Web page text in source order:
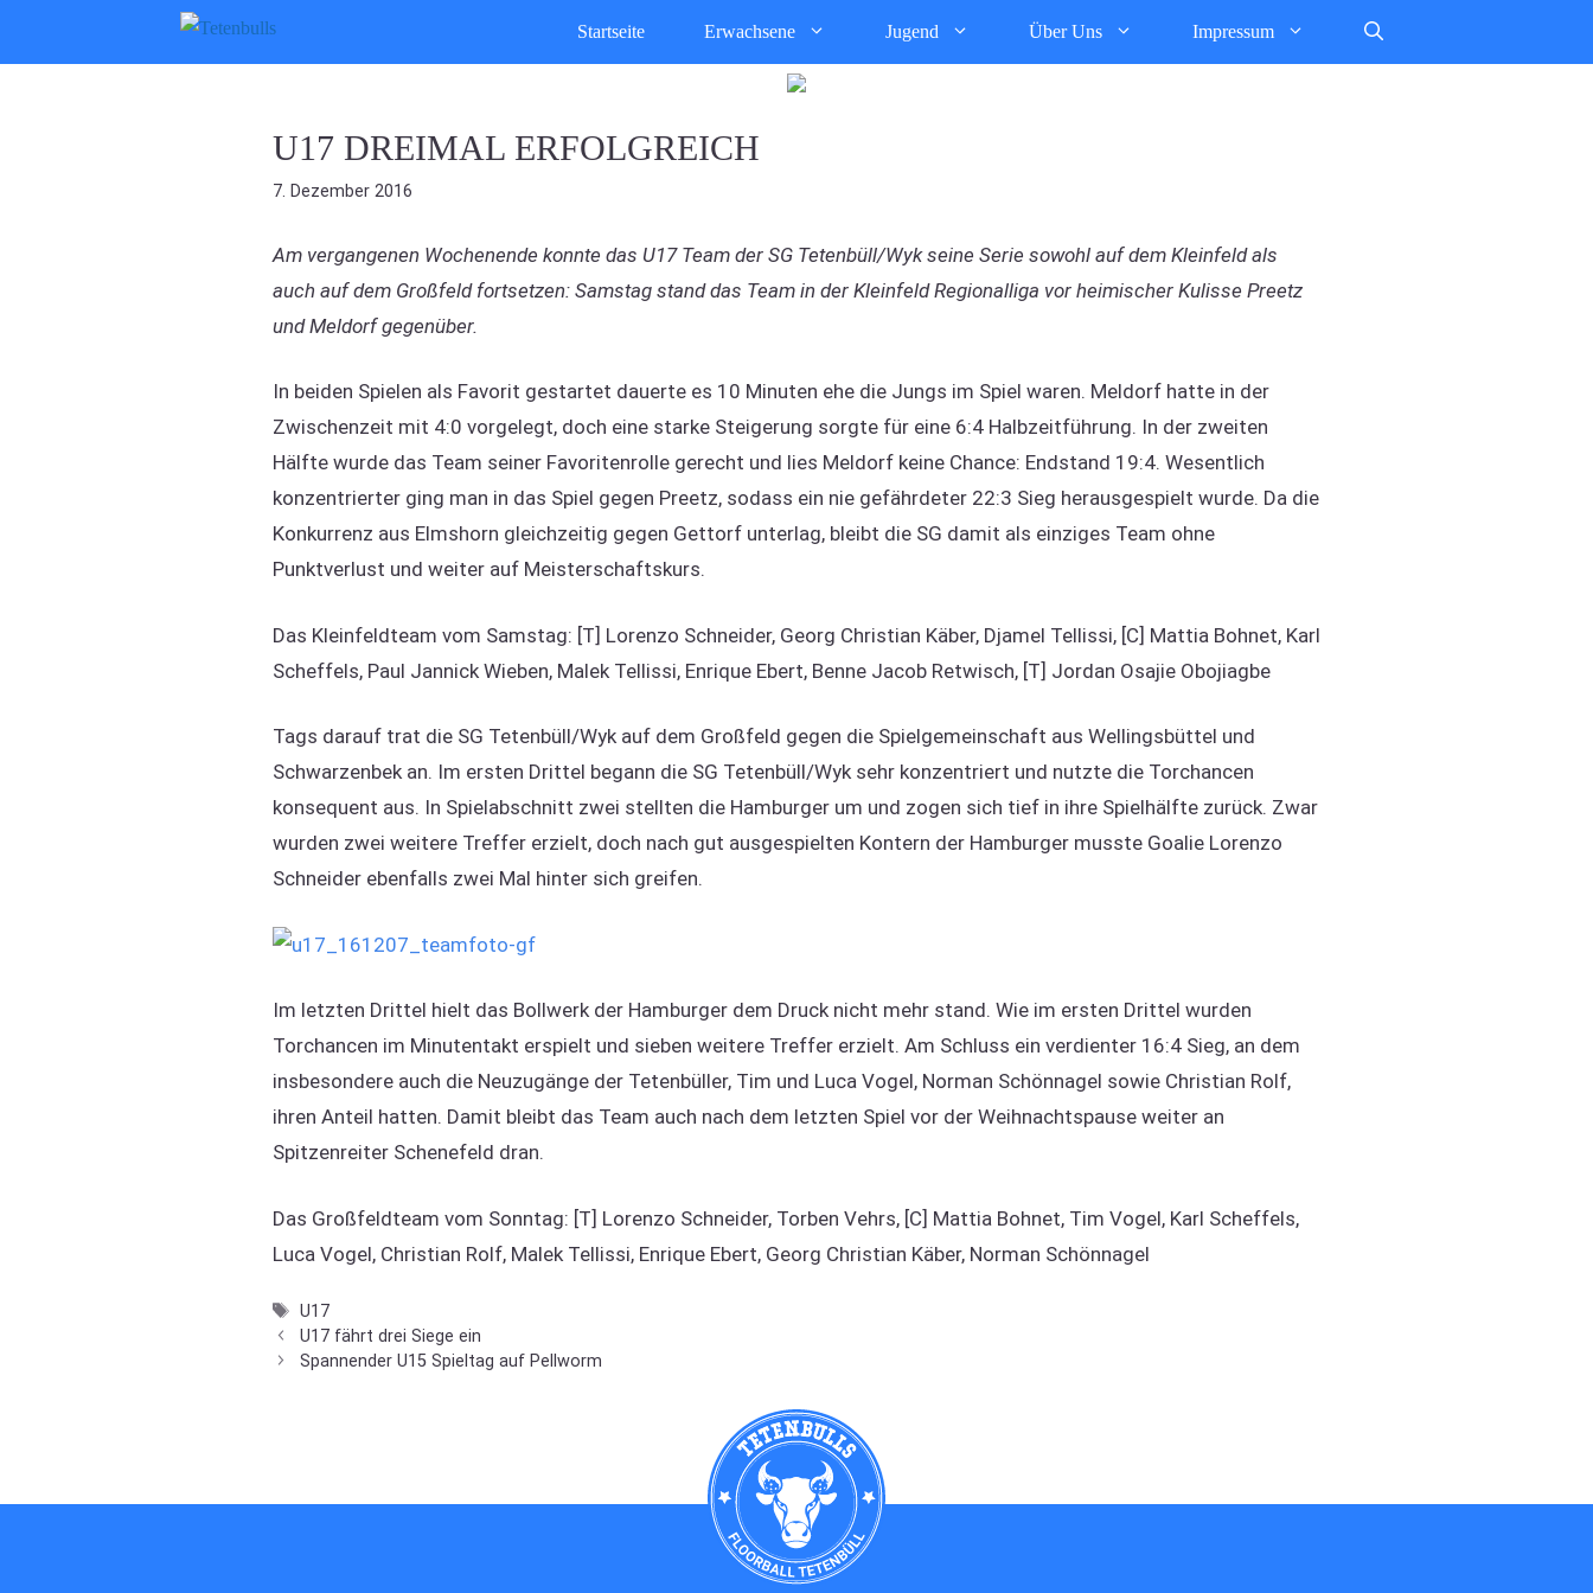
Startseite Erwachsene Jugend Über Uns Impressum
U17 DREIMAL ERFOLGREICH
7. Dezember 2016
Am vergangenen Wochenende konnte das U17 Team der SG Tetenbüll/Wyk seine Serie sowohl auf dem Kleinfeld als
auch auf dem Großfeld fortsetzen: Samstag stand das Team in der Kleinfeld Regionalliga vor heimischer Kulisse Preetz
und Meldorf gegenüber.
In beiden Spielen als Favorit gestartet dauerte es 10 Minuten ehe die Jungs im Spiel waren. Meldorf hatte in der
Zwischenzeit mit 4:0 vorgelegt, doch eine starke Steigerung sorgte für eine 6:4 Halbzeitführung. In der zweiten
Hälfte wurde das Team seiner Favoritenrolle gerecht und lies Meldorf keine Chance: Endstand 19:4. Wesentlich
konzentrierter ging man in das Spiel gegen Preetz, sodass ein nie gefährdeter 22:3 Sieg herausgespielt wurde. Da die
Konkurrenz aus Elmshorn gleichzeitig gegen Gettorf unterlag, bleibt die SG damit als einziges Team ohne
Punktverlust und weiter auf Meisterschaftskurs.
Das Kleinfeldteam vom Samstag: [T] Lorenzo Schneider, Georg Christian Käber, Djamel Tellissi, [C] Mattia Bohnet, Karl
Scheffels, Paul Jannick Wieben, Malek Tellissi, Enrique Ebert, Benne Jacob Retwisch, [T] Jordan Osajie Obojiagbe
Tags darauf trat die SG Tetenbüll/Wyk auf dem Großfeld gegen die Spielgemeinschaft aus Wellingsbüttel und
Schwarzenbek an. Im ersten Drittel begann die SG Tetenbüll/Wyk sehr konzentriert und nutzte die Torchancen
konsequent aus. In Spielabschnitt zwei stellten die Hamburger um und zogen sich tief in ihre Spielhälfte zurück. Zwar
wurden zwei weitere Treffer erzielt, doch nach gut ausgespielten Kontern der Hamburger musste Goalie Lorenzo
Schneider ebenfalls zwei Mal hinter sich greifen.
Im letzten Drittel hielt das Bollwerk der Hamburger dem Druck nicht mehr stand. Wie im ersten Drittel wurden
Torchancen im Minutentakt erspielt und sieben weitere Treffer erzielt. Am Schluss ein verdienter 16:4 Sieg, an dem
insbesondere auch die Neuzugänge der Tetenbüller, Tim und Luca Vogel, Norman Schönnagel sowie Christian Rolf,
ihren Anteil hatten. Damit bleibt das Team auch nach dem letzten Spiel vor der Weihnachtspause weiter an
Spitzenreiter Schenefeld dran.
Das Großfeldteam vom Sonntag: [T] Lorenzo Schneider, Torben Vehrs, [C] Mattia Bohnet, Tim Vogel, Karl Scheffels,
Luca Vogel, Christian Rolf, Malek Tellissi, Enrique Ebert, Georg Christian Käber, Norman Schönnagel
Schlagwörter
U17
U17 fährt drei Siege ein
Spannender U15 Spieltag auf Pellworm